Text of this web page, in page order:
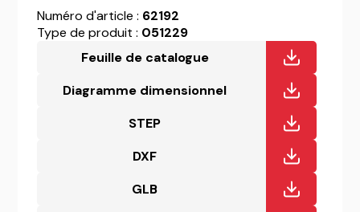
Numéro d'article : 62192
Type de produit : 051229
Feuille de catalogue
Diagramme dimensionnel
STEP
DXF
GLB